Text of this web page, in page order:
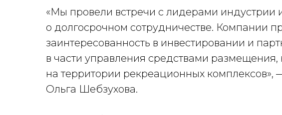
«Мы провели встречи с лидерами индустрии
о долгосрочном сотрудничестве. Компании
заинтересованность в инвестировании и
в части управления средствами размещения,
на территории рекреационных комплексов»,
Ольга Шебзухова.